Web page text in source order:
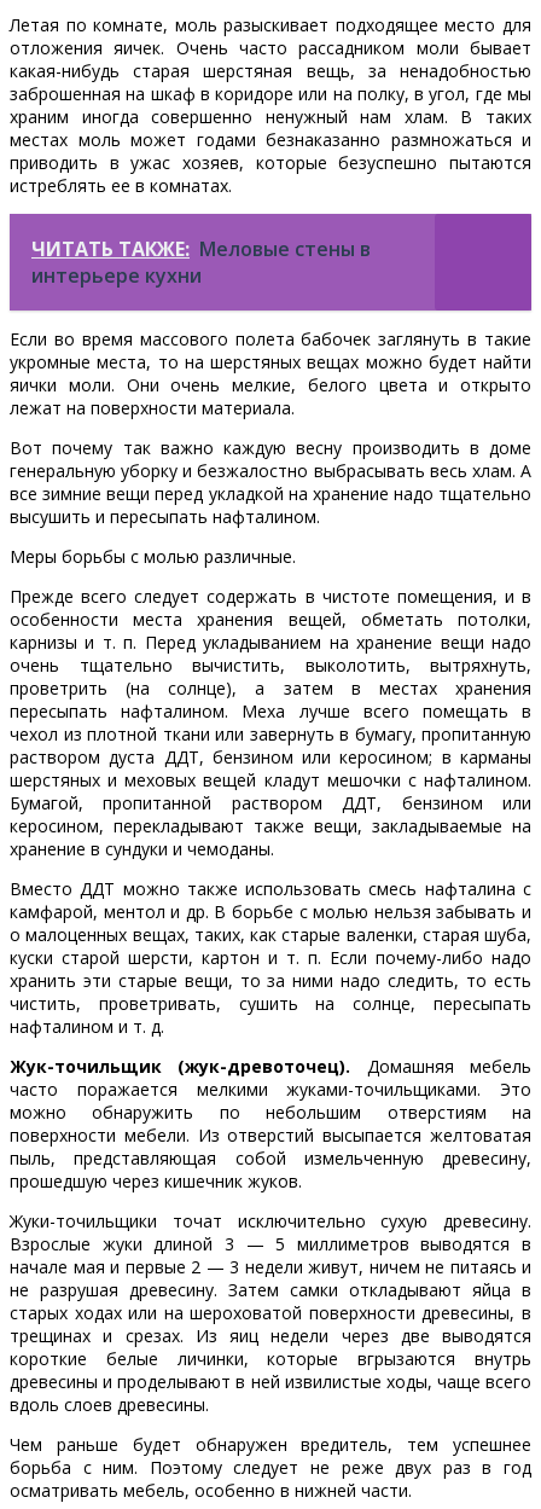
Летая по комнате, моль разыскивает подходящее место для
отложения яичек. Очень часто рассадником моли бывает
какая-нибудь старая шерстяная вещь, за ненадобностью
заброшенная на шкаф в коридоре или на полку, в угол, где мы
храним иногда совершенно ненужный нам хлам. В таких
местах моль может годами безнаказанно размножаться и
приводить в ужас хозяев, которые безуспешно пытаются
истреблять ее в комнатах.
ЧИТАТЬ ТАКЖЕ: Меловые стены в
интерьере кухни
Если во время массового полета бабочек заглянуть в такие
укромные места, то на шерстяных вещах можно будет найти
яички моли. Они очень мелкие, белого цвета и открыто
лежат на поверхности материала.
Вот почему так важно каждую весну производить в доме
генеральную уборку и безжалостно выбрасывать весь хлам. А
все зимние вещи перед укладкой на хранение надо тщательно
высушить и пересыпать нафталином.
Меры борьбы с молью различные.
Прежде всего следует содержать в чистоте помещения, и в
особенности места хранения вещей, обметать потолки,
карнизы и т. п. Перед укладыванием на хранение вещи надо
очень тщательно вычистить, выколотить, вытряхнуть,
проветрить (на солнце), а затем в местах хранения
пересыпать нафталином. Меха лучше всего помещать в
чехол из плотной ткани или завернуть в бумагу, пропитанную
раствором дуста ДДТ, бензином или керосином; в карманы
шерстяных и меховых вещей кладут мешочки с нафталином.
Бумагой, пропитанной раствором ДДТ, бензином или
керосином, перекладывают также вещи, закладываемые на
хранение в сундуки и чемоданы.
Вместо ДДТ можно также использовать смесь нафталина с
камфарой, ментол и др. В борьбе с молью нельзя забывать и
о малоценных вещах, таких, как старые валенки, старая шуба,
куски старой шерсти, картон и т. п. Если почему-либо надо
хранить эти старые вещи, то за ними надо следить, то есть
чистить, проветривать, сушить на солнце, пересыпать
нафталином и т. д.
Жук-точильщик (жук-древоточец). Домашняя мебель
часто поражается мелкими жуками-точильщиками. Это
можно обнаружить по небольшим отверстиям на
поверхности мебели. Из отверстий высыпается желтоватая
пыль, представ­ляющая собой измельченную древесину,
прошедшую через кишечник жуков.
Жуки-точильщики точат исключительно сухую древесину.
Взрослые жуки длиной 3 — 5 миллиметров выводятся в
начале мая и первые 2 — 3 недели живут, ничем не питаясь и
не разрушая древесину. Затем самки откладывают яйца в
старых ходах или на шероховатой поверхности древесины, в
трещинах и срезах. Из яиц недели через две выводятся
короткие белые личинки, которые вгрызаются внутрь
древесины и проделывают в ней извилистые ходы, чаще всего
вдоль слоев древесины.
Чем раньше будет обнаружен вредитель, тем успешнее
борьба с ним. Поэтому следует не реже двух раз в год
осматривать мебель, особенно в нижней части.